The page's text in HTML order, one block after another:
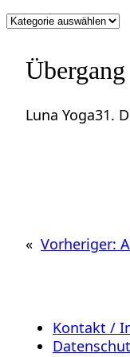
Kategorien
Übergang
Luna Yoga31.
« Vorheriger:
Kontakt /